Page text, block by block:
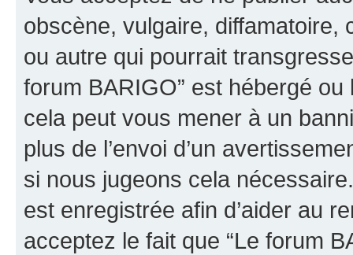
obscène, vulgaire, diffamatoire,
ou autre qui pourrait
forum BARIGO” est hébergé
cela peut vous mener à un
plus de l’envoi d’un
si nous jugeons cela
est enregistrée afin d’aider au
acceptez le fait que “Le forum